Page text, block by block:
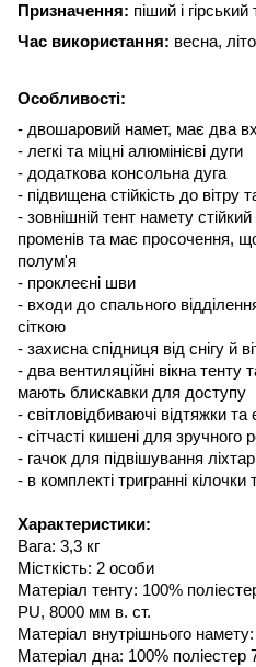
Призначення: піший і
Час використання: весна,
Особливості:
- двошаровий намет, має два
- легкі та міцні алюмінієві дуги
- додаткова консольна дуга
- підвищена стійкість до вітру
- зовнішній тент намету
променів та має просочення,
полум'я
- проклеєні шви
- входи до спального
сіткою
- захисна спідниця від снігу й
- два вентиляційні вікна тенту
мають блискавки для доступу
- світловідбиваючі відтяжки
- сітчасті кишені для зручного
- гачок для підвішування
- в комплекті тригранні
Характеристики:
Вага: 3,3 кг
Місткість: 2 особи
Матеріал тенту: 100%
PU, 8000 мм в. ст.
Матеріал внутрішнього намету:
Матеріал дна: 100%